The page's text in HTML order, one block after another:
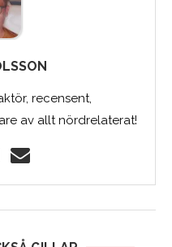
recensent,
av allt nördrelaterat!